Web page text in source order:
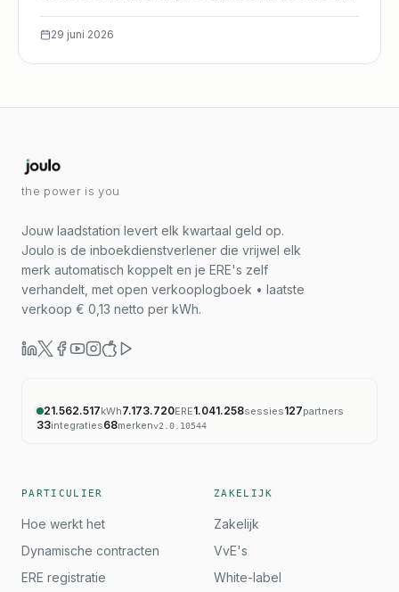
29 juni 2026
the power is you
Jouw laadstation levert elk kwartaal geld op.
Joulo is de inboekdienstverlener die vrijwel elk
merk automatisch koppelt en je ERE's zelf
verhandelt, met open verkooplogboek • laatste
verkoop € 0,13 netto per kWh.
21.562.517kWh7.173.720ERE1.041.258sessies127partners
33integraties68merkenv2.0.10544
PARTICULIER
Hoe werkt het
Dynamische contracten
ERE registratie
ZAKELIJK
Zakelijk
VvE's
White-label